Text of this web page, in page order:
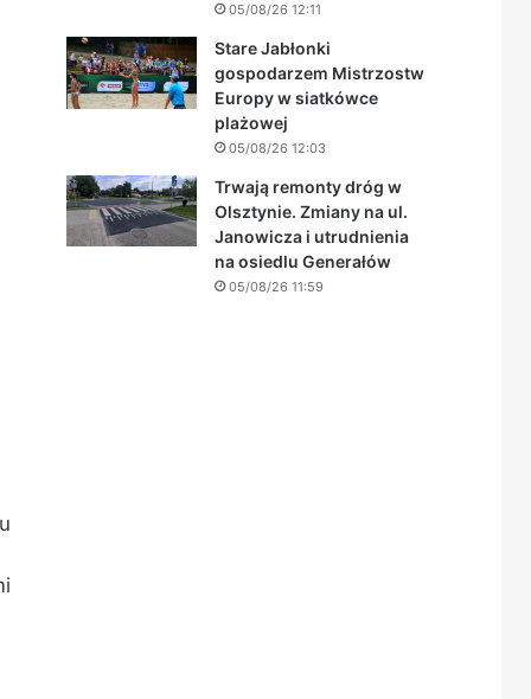
05/08/26 12:11
Stare Jabłonki
gospodarzem Mistrzostw
Europy w siatkówce
plażowej
05/08/26 12:03
Trwają remonty dróg w
Olsztynie. Zmiany na ul.
Janowicza i utrudnienia
na osiedlu Generałów
05/08/26 11:59